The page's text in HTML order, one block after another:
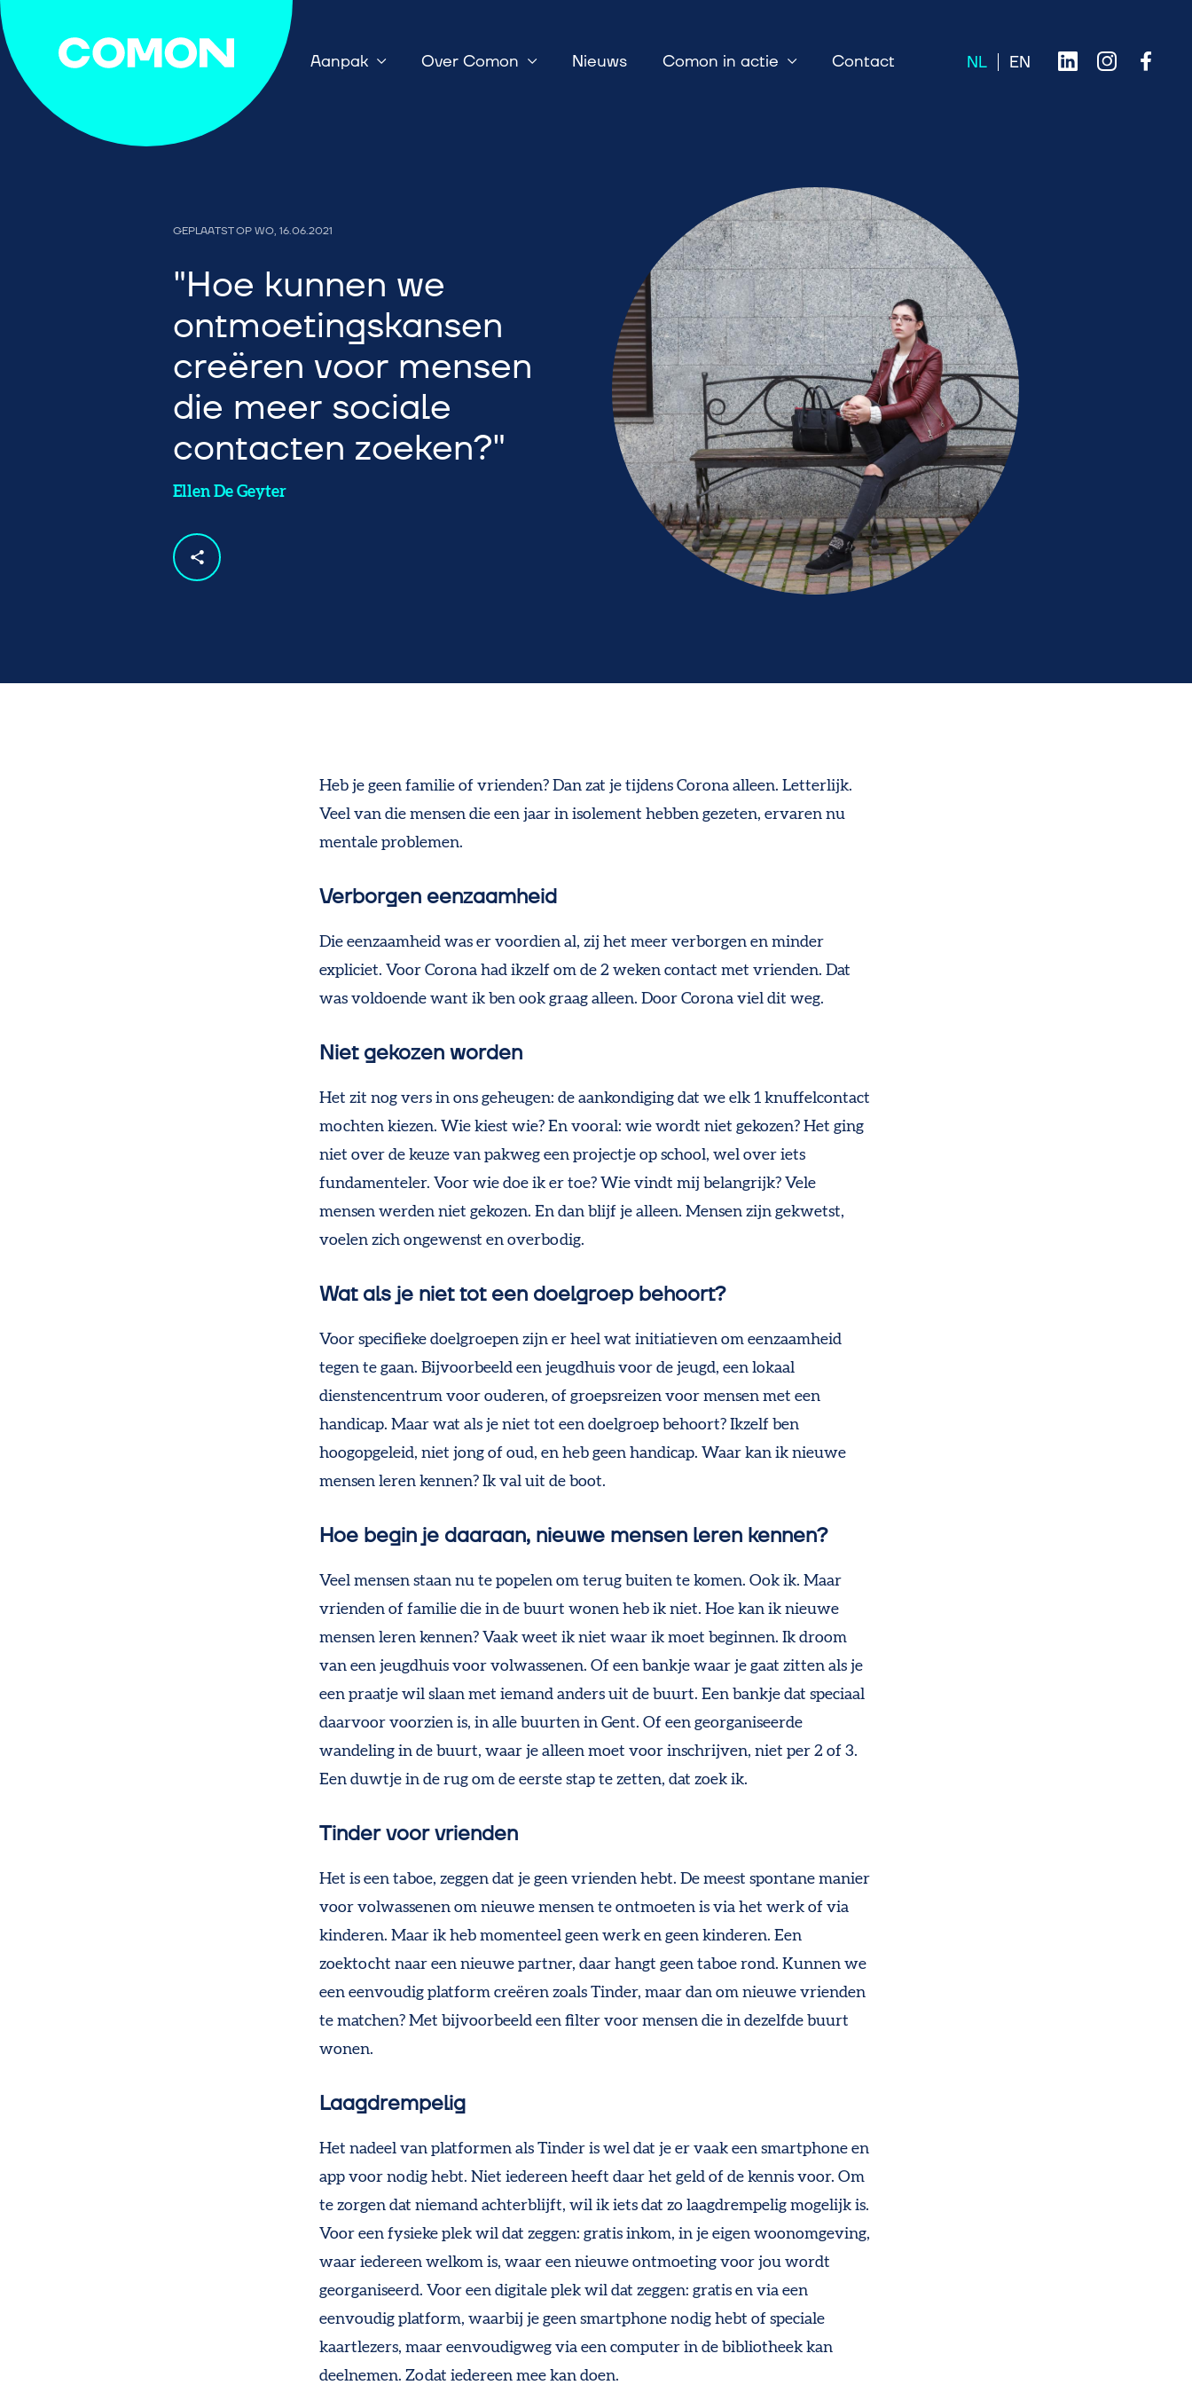
Aanpak Over Comon Nieuws Comon in actie Contact
GEPLAATST OPWO, 16.06.2021
Hoe kunnen we
ontmoetingskansen
creëren voor mensen
die meer sociale
contacten zoeken?
Ellen De Geyter
Heb je geen familie of vrienden? Dan zat je tijdens Corona alleen. Letterlijk.
Veel van die mensen die een jaar in isolement hebben gezeten, ervaren nu
mentale problemen.
Verborgen eenzaamheid
Die eenzaamheid was er voordien al, zij het meer verborgen en minder
expliciet. Voor Corona had ikzelf om de 2 weken contact met vrienden. Dat
was voldoende want ik ben ook graag alleen. Door Corona viel dit weg.
Niet gekozen worden
Het zit nog vers in ons geheugen: de aankondiging dat we elk 1 knuffelcontact
mochten kiezen. Wie kiest wie? En vooral: wie wordt niet gekozen? Het ging
niet over de keuze van pakweg een projectje op school, wel over iets
fundamenteler. Voor wie doe ik er toe? Wie vindt mij belangrijk? Vele
mensen werden niet gekozen. En dan blijf je alleen. Mensen zijn gekwetst,
voelen zich ongewenst en overbodig.
Wat als je niet tot een doelgroep behoort?
Voor specifieke doelgroepen zijn er heel wat initiatieven om eenzaamheid
tegen te gaan. Bijvoorbeeld een jeugdhuis voor de jeugd, een lokaal
dienstencentrum voor ouderen, of groepsreizen voor mensen met een
handicap. Maar wat als je niet tot een doelgroep behoort? Ikzelf ben
hoogopgeleid, niet jong of oud, en heb geen handicap. Waar kan ik nieuwe
mensen leren kennen? Ik val uit de boot.
Hoe begin je daaraan, nieuwe mensen leren kennen?
Veel mensen staan nu te popelen om terug buiten te komen. Ook ik. Maar
vrienden of familie die in de buurt wonen heb ik niet. Hoe kan ik nieuwe
mensen leren kennen? Vaak weet ik niet waar ik moet beginnen. Ik droom
van een jeugdhuis voor volwassenen. Of een bankje waar je gaat zitten als je
een praatje wil slaan met iemand anders uit de buurt. Een bankje dat speciaal
daarvoor voorzien is, in alle buurten in Gent. Of een georganiseerde
wandeling in de buurt, waar je alleen moet voor inschrijven, niet per 2 of 3.
Een duwtje in de rug om de eerste stap te zetten, dat zoek ik.
Tinder voor vrienden
Het is een taboe, zeggen dat je geen vrienden hebt. De meest spontane manier
voor volwassenen om nieuwe mensen te ontmoeten is via het werk of via
kinderen. Maar ik heb momenteel geen werk en geen kinderen. Een
zoektocht naar een nieuwe partner, daar hangt geen taboe rond. Kunnen we
een eenvoudig platform creëren zoals Tinder, maar dan om nieuwe vrienden
te matchen? Met bijvoorbeeld een filter voor mensen die in dezelfde buurt
wonen.
Laagdrempelig
Het nadeel van platformen als Tinder is wel dat je er vaak een smartphone en
app voor nodig hebt. Niet iedereen heeft daar het geld of de kennis voor. Om
te zorgen dat niemand achterblijft, wil ik iets dat zo laagdrempelig mogelijk is.
Voor een fysieke plek wil dat zeggen: gratis inkom, in je eigen woonomgeving,
waar iedereen welkom is, waar een nieuwe ontmoeting voor jou wordt
georganiseerd. Voor een digitale plek wil dat zeggen: gratis en via een
eenvoudig platform, waarbij je geen smartphone nodig hebt of speciale
kaartlezers, maar eenvoudigweg via een computer in de bibliotheek kan
deelnemen. Zodat iedereen mee kan doen.